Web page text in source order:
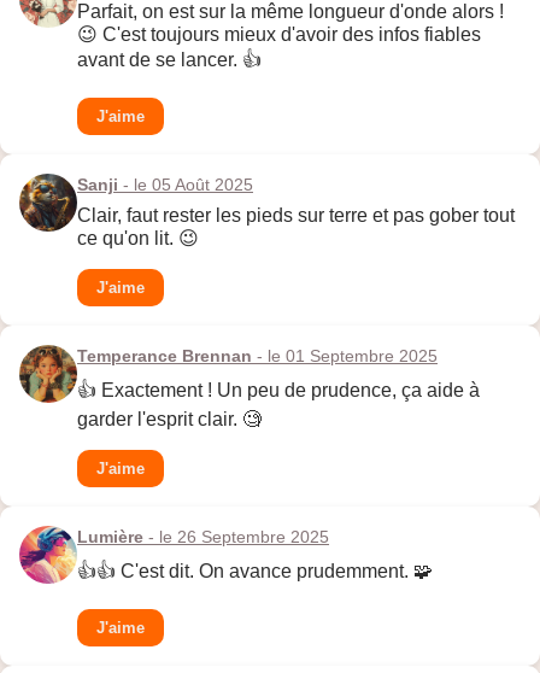
Parfait, on est sur la même longueur d'onde alors !
😉 C'est toujours mieux d'avoir des infos fiables
avant de se lancer. 👍
J'aime
Sanji - le 05 Août 2025
Clair, faut rester les pieds sur terre et pas gober tout
ce qu'on lit. 😉
J'aime
Temperance Brennan - le 01 Septembre 2025
👍 Exactement ! Un peu de prudence, ça aide à
garder l'esprit clair. 🧐
J'aime
Lumière - le 26 Septembre 2025
👍👍 C'est dit. On avance prudemment. 🧩
J'aime